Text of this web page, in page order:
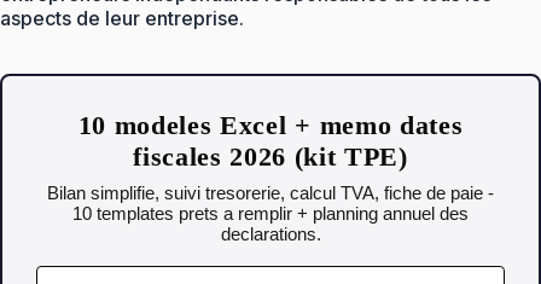
aspects de leur entreprise.
10 modeles Excel + memo dates
fiscales 2026 (kit TPE)
Bilan simplifie, suivi tresorerie, calcul TVA, fiche de paie -
10 templates prets a remplir + planning annuel des
declarations.